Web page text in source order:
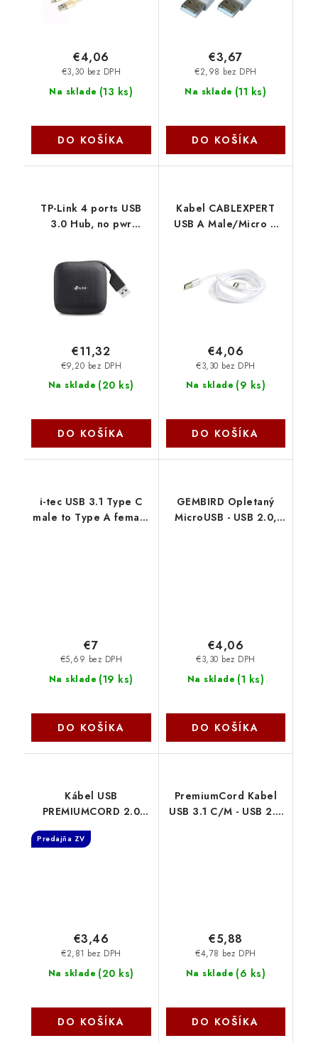
Gembird
Na sklade (13 ks)
€3,30 bez DPH
€4,06
DO KOŠÍKA
Na sklade (11 ks)
€2,98 bez DPH
€3,67
DO KOŠÍKA
TP-Link 4 ports USB
3.0 Hub, no pwr
Na sklade (20 ks)
€9,20 bez DPH
€11,32
DO KOŠÍKA
Kabel CABLEXPERT
USB A Male/Micro B
blister CCB-mUSB2B-
AMBM-6-S Gembird
Na sklade (9 ks)
€3,30 bez DPH
€4,06
DO KOŠÍKA
i-tec USB 3.1 Type C
male to Type A female
Na sklade (19 ks)
€5,69 bez DPH
€7
DO KOŠÍKA
GEMBIRD Opletaný
MicroUSB - USB 2.0,
Na sklade (1 ks)
€3,30 bez DPH
€4,06
DO KOŠÍKA
Kábel USB
PREMIUMCORD 2.0
Kábel A-B 3 m
ku2ab3bk
Predajňa ZV
Na sklade (20 ks)
€2,81 bez DPH
€3,46
DO KOŠÍKA
PremiumCord Kabel
USB 3.1 C/M - USB 2.0
Na sklade (6 ks)
€4,78 bez DPH
€5,88
DO KOŠÍKA